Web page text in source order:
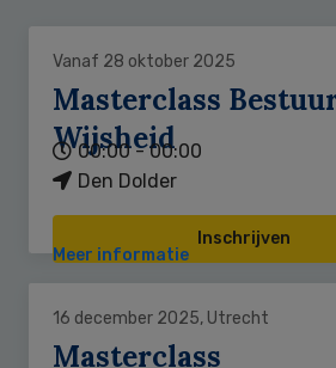
Vanaf 28 oktober 2025
Masterclass
Wijsheid
00:00 - 00:00
Den Dolder
Inschrijven
Meer informatie
16 december 2025, Utrecht
Masterclass